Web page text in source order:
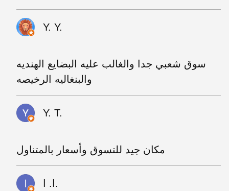
Y. Y.
سوق شعبي جدا والغالب عليه البضايع الهنديه
والبنغاليه الرخيصه
Y. T.
مكان جيد للتسوق وأسعار بالمتناول
ا. ا.